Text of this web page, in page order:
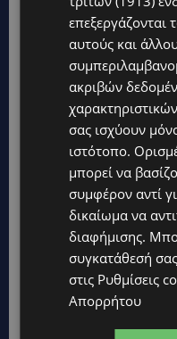
UPDATES
ΜΑΡΙΑ ΜΑΡΚΟΥ-ΠΗΚΚΟΥ:
στο σπίτι της –Έλειπε
Κύπρο: «Αύριο μπορεί να
CALENDAR
ΑΠΟ ΤΗΝ ΚΥΠΡΟ ΣΤΟ
Παπά γράφει τη δική της
UPDATES
ΦΩΤΟ: Αγνοείται
τον εντοπισμό του
UPDATES
ΣΤΑΥΡΟΣ ΓΙΑΛΛΟΥΡΙΔΗΣ:
«κουρεμένους» του 2013
επεξεργάζονται
αυτούς και
ακριβών
σας ισχύουν
ιστότοπο.
μπορεί να
συμφέρον αντί
δικαίωμα να
διαφήμισης.
συγκατάθεσή
στις Ρυθμίσεις
Απορρήτου